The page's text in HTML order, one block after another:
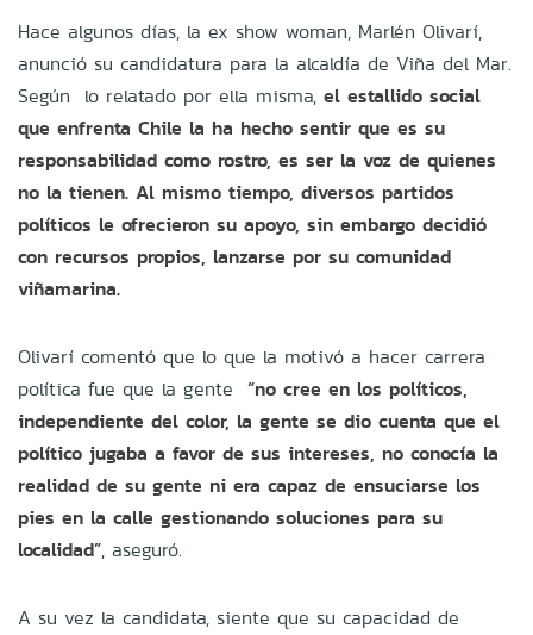
Hace algunos días, la ex show woman, Marlén Olivarí,
anunció su candidatura para la alcaldía de Viña del Mar.
Según lo relatado por ella misma, el estallido social
que enfrenta Chile la ha hecho sentir que es su
responsabilidad como rostro, es ser la voz de quienes
no la tienen. Al mismo tiempo, diversos partidos
políticos le ofrecieron su apoyo, sin embargo decidió
con recursos propios, lanzarse por su comunidad
viñamarina.
Olivarí comentó que lo que la motivó a hacer carrera
política fue que la gente “no cree en los políticos,
independiente del color, la gente se dio cuenta que el
político jugaba a favor de sus intereses, no conocía la
realidad de su gente ni era capaz de ensuciarse los
pies en la calle gestionando soluciones para su
localidad”, aseguró.
A su vez la candidata, siente que su capacidad de